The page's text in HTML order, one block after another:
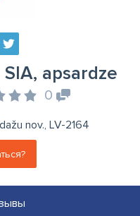
apsardze
0
nov., LV-2164